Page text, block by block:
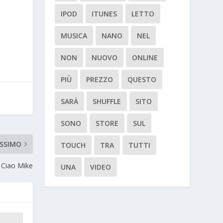
Ciao Mike
IPOD ITUNES LETTO
MUSICA NANO NEL
NON NUOVO ONLINE
PIÙ PREZZO QUESTO
SARÀ SHUFFLE SITO
SONO STORE SUL
TOUCH TRA TUTTI
UNA VIDEO